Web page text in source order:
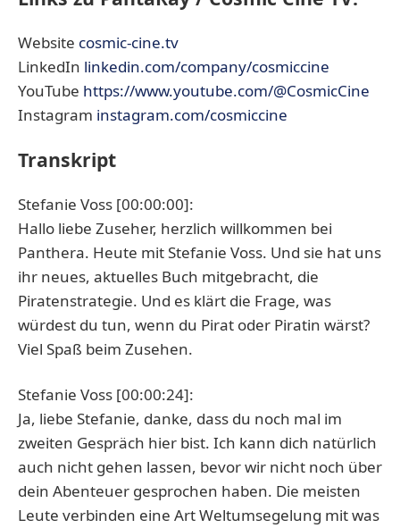
Website cosmic-cine.tv
LinkedIn linkedin.com/company/cosmiccine
YouTube https://www.youtube.com/@CosmicCine
Instagram instagram.com/cosmiccine
Transkript
Stefanie Voss [00:00:00]:
Hallo liebe Zuseher, herzlich willkommen bei
Panthera. Heute mit Stefanie Voss. Und sie hat uns
ihr neues, aktuelles Buch mitgebracht, die
Piratenstrategie. Und es klärt die Frage, was
würdest du tun, wenn du Pirat oder Piratin wärst?
Viel Spaß beim Zusehen.
Stefanie Voss [00:00:24]:
Ja, liebe Stefanie, danke, dass du noch mal im
zweiten Gespräch hier bist. Ich kann dich natürlich
auch nicht gehen lassen, bevor wir nicht noch über
dein Abenteuer gesprochen haben. Die meisten
Leute verbinden eine Art Weltumsegelung mit was